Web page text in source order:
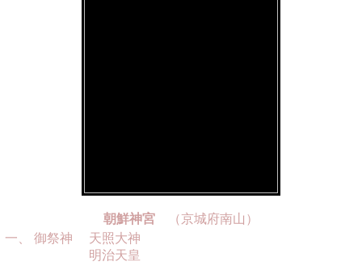
朝鮮神宮 （京城府南山）
一、
御祭神
天照大神
明治天皇